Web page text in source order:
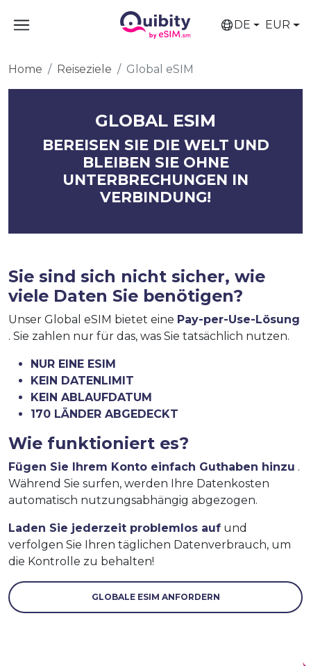
DE EUR
Home Reiseziele Global eSIM
GLOBAL ESIM
BEREISEN SIE DIE WELT UND
BLEIBEN SIE OHNE
UNTERBRECHUNGEN IN
VERBINDUNG!
Sie sind sich nicht sicher, wie
viele Daten Sie benötigen?
Unser Global eSIM bietet eine Pay-per-Use-Lösung
. Sie zahlen nur für das, was Sie tatsächlich nutzen.
NUR EINE ESIM
KEIN DATENLIMIT
KEIN ABLAUFDATUM
170 LÄNDER ABGEDECKT
Wie funktioniert es?
Fügen Sie Ihrem Konto einfach Guthaben hinzu .
Während Sie surfen, werden Ihre Datenkosten
automatisch nutzungsabhängig abgezogen.
Laden Sie jederzeit problemlos auf und
verfolgen Sie Ihren täglichen Datenverbrauch, um
die Kontrolle zu behalten!
GLOBALE ESIM ANFORDERN